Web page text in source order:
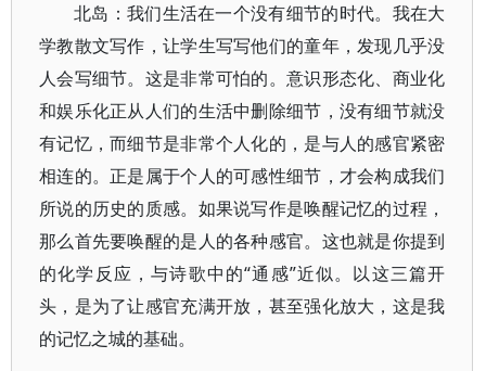
北岛：我们生活在一个没有细节的时代。我在大
学教散文写作，让学生写写他们的童年，发现几乎没
人会写细节。这是非常可怕的。意识形态化、商业化
和娱乐化正从人们的生活中删除细节，没有细节就没
有记忆，而细节是非常个人化的，是与人的感官紧密
相连的。正是属于个人的可感性细节，才会构成我们
所说的历史的质感。如果说写作是唤醒记忆的过程，
那么首先要唤醒的是人的各种感官。这也就是你提到
的化学反应，与诗歌中的“通感”近似。以这三篇开
头，是为了让感官充满开放，甚至强化放大，这是我
的记忆之城的基础。